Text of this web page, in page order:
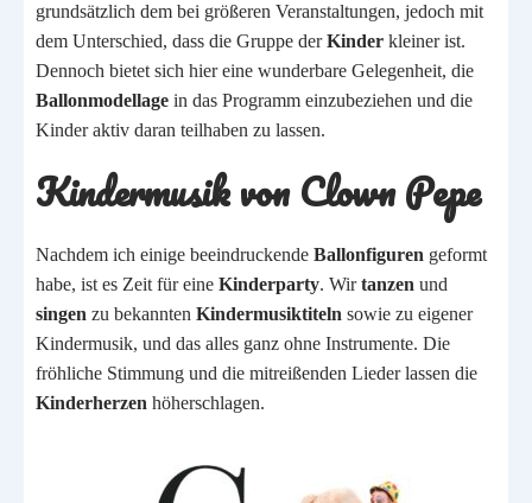
grundsätzlich dem bei größeren Veranstaltungen, jedoch mit
dem Unterschied, dass die Gruppe derKinder kleiner ist.
Dennoch bietet sich hier eine wunderbare Gelegenheit, die
Ballonmodellage in das Programm einzubeziehen und die
Kinder aktiv daran teilhaben zu lassen.
Kindermusik von Clown Pepe
Nachdem ich einige beeindruckende Ballonfiguren geformt
habe, ist es Zeit für eine Kinderparty. Wirtanzen und
singen zu bekannten Kindermusiktiteln sowie zu eigener
Kindermusik, und das alles ganz ohne Instrumente. Die
fröhliche Stimmung und die mitreißenden Lieder lassen die
Kinderherzen höherschlagen.